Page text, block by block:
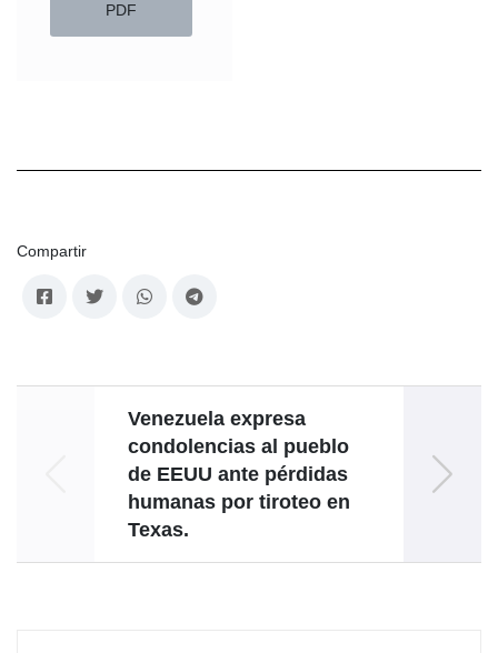
PDF
Compartir
Venezuela expresa
condolencias al pueblo
de EEUU ante pérdidas
humanas por tiroteo en
Texas.